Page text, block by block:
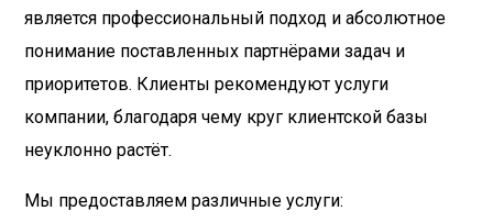
является профессиональный подход и абсолютное
понимание поставленных партнёрами задач и
приоритетов. Клиенты рекомендуют услуги
компании, благодаря чему круг клиентской базы
неуклонно растёт.
Мы предоставляем различные услуги: